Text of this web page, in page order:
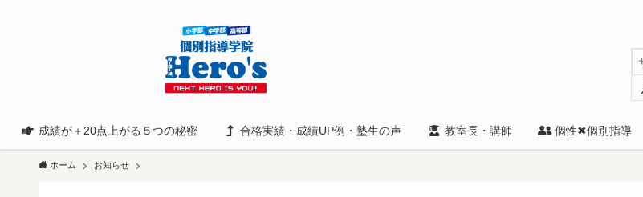
成績が＋20点上がる５つの秘密 合格実績・成績UP例・塾生の声 教室長・講師 個性✖個別指導
検
索
ホーム お知らせ